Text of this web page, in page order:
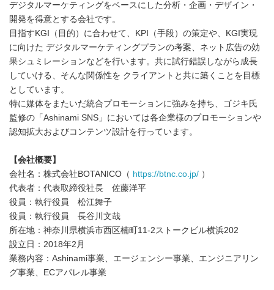
デジタルマーケティングをベースにした分析・企画・デザイン・
開発を得意とする会社です。
目指すKGI（目的）に合わせて、KPI（手段）の策定や、KGI実現
に向けた デジタルマーケティングプランの考案、ネット広告の効
果シュミレーションなどを行います。共に試行錯誤しながら成長
していける、そんな関係性を クライアントと共に築くことを目標
としています。
特に媒体をまたいだ統合プロモーションに強みを持ち、ゴジキ氏
監修の「Ashinami SNS」においては各企業様のプロモーションや
認知拡大およびコンテンツ設計を行っています。
【会社概要】
会社名：株式会社BOTANICO（ https://btnc.co.jp/ ）
代表者：代表取締役社長 佐藤洋平
役員：執行役員 松江舞子
役員：執行役員 長谷川文哉
所在地：神奈川県横浜市西区楠町11-2ストークビル横浜202
設立日：2018年2月
業務内容：Ashinami事業、エージェンシー事業、エンジニアリン
グ事業、ECアパレル事業